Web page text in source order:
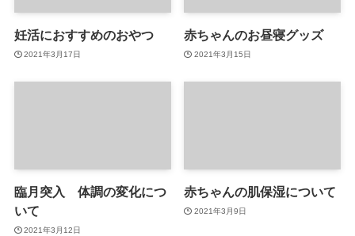
妊活におすすめのおやつ
2021年3月17日
赤ちゃんのお昼寝グッズ
2021年3月15日
臨月突入 体調の変化につ
いて
2021年3月12日
赤ちゃんの肌保湿について
2021年3月9日